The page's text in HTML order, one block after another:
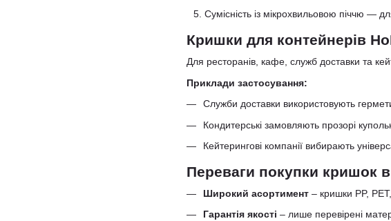
Сумісність із мікрохвильовою піччю —
Кришки для контейнерів
Для ресторанів, кафе, служб доставки та
Приклади застосування:
Служби доставки використовують
Кондитерські замовляють прозорі
Кейтерингові компанії вибирають
Переваги покупки кришок
Широкий асортимент – кришки PP, PET,
Гарантія якості – лише перевірені